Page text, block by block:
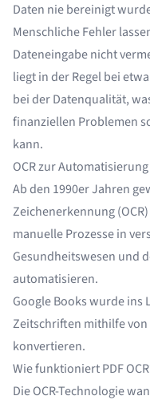
Daten nie bereinigt
Menschliche Fehler
Dateneingabenicht
liegtin der Regel bei
bei der Datenqualität,
finanziellen Problemen
kann.
OCR zur
Ab den 1990er Jahren
Zeichenerkennung (OCR)
manuelle Prozesse in
Gesundheitswesen und
automatisieren.
Google Bookswurde ins
Zeitschriften mithilfe von
konvertieren.
Wie funktioniert PDF
Die OCR-Technologie